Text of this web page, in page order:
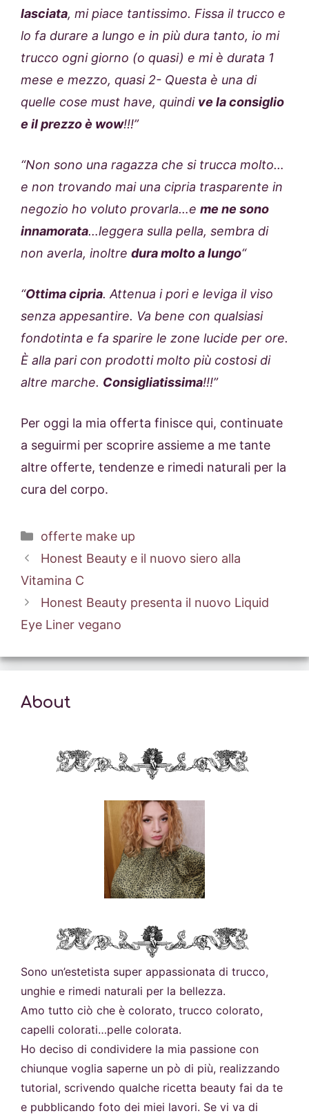
lasciata, mi piace tantissimo. Fissa il trucco e
lo fa durare a lungo e in più dura tanto, io mi
trucco ogni giorno (o quasi) e mi è durata 1
mese e mezzo, quasi 2- Questa è una di
quelle cose must have, quindi ve la consiglio
e il prezzo è wow!!!”
“Non sono una ragazza che si trucca molto…
e non trovando mai una cipria trasparente in
negozio ho voluto provarla…e me ne sono
innamorata…leggera sulla pella, sembra di
non averla, inoltre dura molto a lungo“
“Ottima cipria. Attenua i pori e leviga il viso
senza appesantire. Va bene con qualsiasi
fondotinta e fa sparire le zone lucide per ore.
È alla pari con prodotti molto più costosi di
altre marche. Consigliatissima!!!”
Per oggi la mia offerta finisce qui, continuate
a seguirmi per scoprire assieme a me tante
altre offerte, tendenze e rimedi naturali per la
cura del corpo.
Categorie
offerte make up
Honest Beauty e il nuovo siero alla
Vitamina C
Honest Beauty presenta il nuovo Liquid
Eye Liner vegano
About
Sono un’estetista super appassionata di trucco,
unghie e rimedi naturali per la bellezza.
Amo tutto ciò che è colorato, trucco colorato,
capelli colorati…pelle colorata.
Ho deciso di condividere la mia passione con
chiunque voglia saperne un pò di più, realizzando
tutorial, scrivendo qualche ricetta beauty fai da te
e pubblicando foto dei miei lavori. Se vi va di